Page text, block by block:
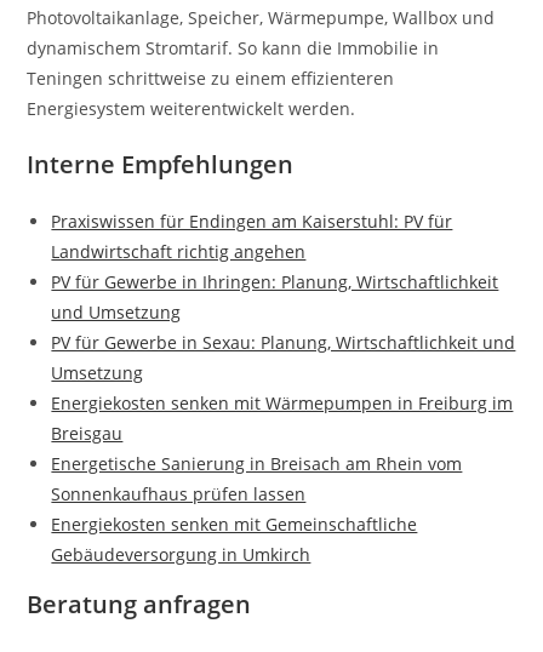
Photovoltaikanlage, Speicher, Wärmepumpe, Wallbox und
dynamischem Stromtarif. So kann die Immobilie in
Teningen schrittweise zu einem effizienteren
Energiesystem weiterentwickelt werden.
Interne Empfehlungen
Praxiswissen für Endingen am Kaiserstuhl: PV für
Landwirtschaft richtig angehen
PV für Gewerbe in Ihringen: Planung, Wirtschaftlichkeit
und Umsetzung
PV für Gewerbe in Sexau: Planung, Wirtschaftlichkeit und
Umsetzung
Energiekosten senken mit Wärmepumpen in Freiburg im
Breisgau
Energetische Sanierung in Breisach am Rhein vom
Sonnenkaufhaus prüfen lassen
Energiekosten senken mit Gemeinschaftliche
Gebäudeversorgung in Umkirch
Beratung anfragen